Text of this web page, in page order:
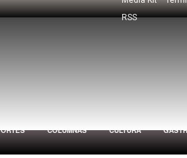
RSS
COLUMNAS CULTURA